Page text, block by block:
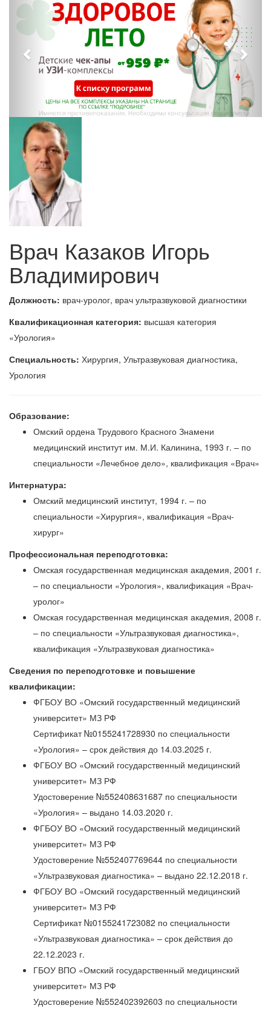
Врач Казаков Игорь
Владимирович
Должность: врач-уролог, врач ультразвуковой диагностики
Квалификационная категория: высшая категория
«Урология»
Специальность: Хирургия, Ультразвуковая диагностика,
Урология
Образование:
Омский ордена Трудового Красного Знамени
медицинский институт им. М.И. Калинина, 1993 г. – по
специальности «Лечебное дело», квалификация «Врач»
Интернатура:
Омский медицинский институт, 1994 г. – по
специальности «Хирургия», квалификация «Врач-
хирург»
Профессиональная переподготовка:
Омская государственная медицинская академия, 2001 г.
– по специальности «Урология», квалификация «Врач-
уролог»
Омская государственная медицинская академия, 2008 г.
– по специальности «Ультразвуковая диагностика»,
квалификация «Ультразвуковая диагностика»
Сведения по переподготовке и повышение
квалификации:
ФГБОУ ВО «Омский государственный медицинский
университет» МЗ РФ
Сертификат №0155241728930 по специальности
«Урология» – срок действия до 14.03.2025 г.
ФГБОУ ВО «Омский государственный медицинский
университет» МЗ РФ
Удостоверение №552408631687 по специальности
«Урология» – выдано 14.03.2020 г.
ФГБОУ ВО «Омский государственный медицинский
университет» МЗ РФ
Удостоверение №552407769644 по специальности
«Ультразвуковая диагностика» – выдано 22.12.2018 г.
ФГБОУ ВО «Омский государственный медицинский
университет» МЗ РФ
Сертификат №0155241723082 по специальности
«Ультразвуковая диагностика» – срок действия до
22.12.2023 г.
ГБОУ ВПО «Омский государственный медицинский
университет» МЗ РФ
Удостоверение №552402392603 по специальности